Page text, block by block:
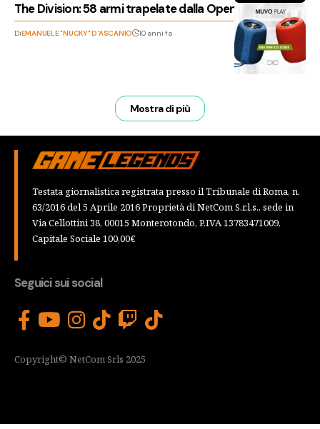
The Division: 58 armi trapelate dalla Open Beta
DiEMANUELE "NUCKY" D'ASCANIO 10 anni fa
Mostra di più
Testata giornalistica registrata presso il Tribunale di Roma, n.
63/2016 del 5 Aprile 2016 Proprietà di NetCom S.r.l.s., sede in
Via Cellottini 38, 00015 Monterotondo, P.IVA 13783471009,
Capitale Sociale 100,00€
Seguici sui social
Copyright© NetCom Srls 2025